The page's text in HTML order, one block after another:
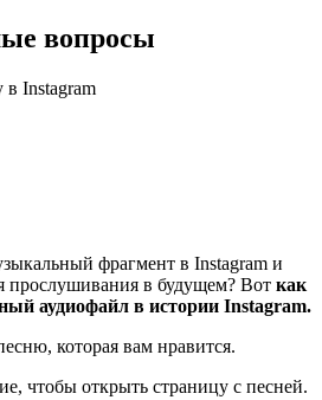
вопросы
в Instagram
фрагмент в Instagram и
прослушивания в будущем? Вот как
аудиофайл в истории Instagram.
которая вам нравится.
чтобы открыть страницу с песней.